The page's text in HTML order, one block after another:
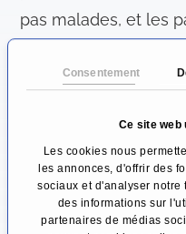
Consentement
Ce site web
Les cookies nous
les annonces, d'offrir des
sociaux et d'analyser
des informations sur
partenaires de médias
pas malades, et les
prédispositions
tombent malades
développent la